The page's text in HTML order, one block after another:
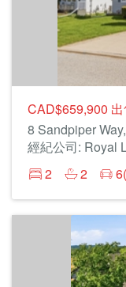
CAD$659,900
8 Sandpiper
經紀公司: Royal
2
2